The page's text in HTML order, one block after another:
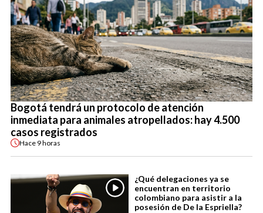
Bogotá tendrá un protocolo de atención
inmediata para animales atropellados: hay 4.500
casos registrados
Hace 9 horas
¿Qué delegaciones ya se
encuentran en territorio
colombiano para asistir a la
posesión de De la Espriella?